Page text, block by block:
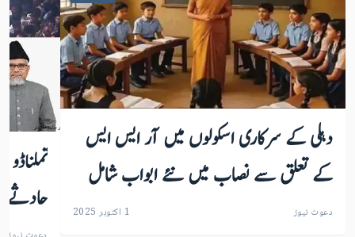
دہلی کے سرکاری اسکولوں میں آر ایس ایس
کے تعلق سے نصاب میں نئے ابواب شامل
دعوت نیوز 1 اکتوبر 2025
حادثے